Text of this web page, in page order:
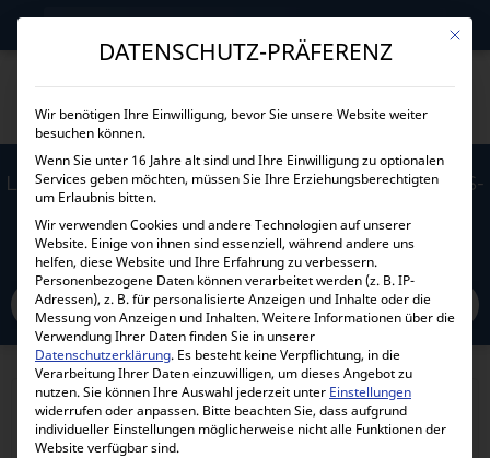
→
LIONSHEE MICRO WECHSELRICHTER 800W LS-
800 VERSION 2
Home Alle Produkte Wechselrichter Solarwechselrichter
48 Volt SW Lionshee Micro Wechselrichter 800W LS-800 Version 2
Mit
DATENSCHUTZ-PRÄFERENZ
Wir benötigen Ihre Einwilligung, bevor Sie unsere Website weiter
besuchen können.
Wenn Sie unter 16 Jahre alt sind und Ihre Einwilligung zu optionalen
Services geben möchten, müssen Sie Ihre Erziehungsberechtigten
um Erlaubnis bitten.
Wir verwenden Cookies und andere Technologien auf unserer
Website. Einige von ihnen sind essenziell, während andere uns
helfen, diese Website und Ihre Erfahrung zu verbessern.
Personenbezogene Daten können verarbeitet werden (z. B. IP-
Adressen), z. B. für personalisierte Anzeigen und Inhalte oder die
Messung von Anzeigen und Inhalten.Weitere Informationen über die
Verwendung Ihrer Daten finden Sie in unserer
Datenschutzerklärung. Es besteht keine Verpflichtung, in die
Verarbeitung Ihrer Daten einzuwilligen, um dieses Angebot zu
nutzen.Sie können Ihre Auswahl jederzeit unter Einstellungen
widerrufen oder anpassen. Bitte beachten Sie, dass aufgrund
individueller Einstellungen möglicherweise nicht alle Funktionen der
Website verfügbar sind.